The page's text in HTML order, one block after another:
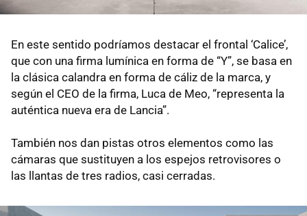
En este sentido podríamos destacar el frontal ‘Calice’,
que con una firma lumínica en forma de “Y”, se basa en
la clásica calandra en forma de cáliz de la marca, y
según el CEO de la firma, Luca de Meo, “representa la
auténtica nueva era de Lancia”.
También nos dan pistas otros elementos como las
cámaras que sustituyen a los espejos retrovisores o
las llantas de tres radios, casi cerradas.